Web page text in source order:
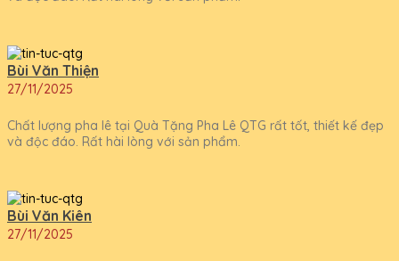
Bùi Văn Thiện
27/11/2025
Chất lượng pha lê tại Quà Tặng Pha Lê QTG rất tốt, thiết kế đẹp
và độc đáo. Rất hài lòng với sản phẩm.
Bùi Văn Kiên
27/11/2025